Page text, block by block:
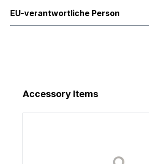
EU-verantwortliche Person
Produktgalerie überspringen
Accessory Items